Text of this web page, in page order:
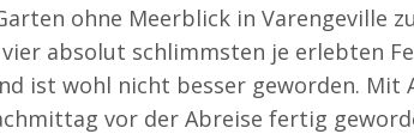
ohne Meerblick in Varengeville
absolut schlimmsten je erlebten
ist wohl nicht besser geworden.
vor der Abreise fertig